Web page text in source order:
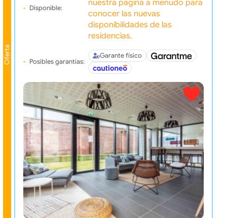
Oferta
Disponible:
nuestra pagina a menudo para
conocer las nuevas
disponibilidades de las
residencias.
Posibles garantías:
Garante físico